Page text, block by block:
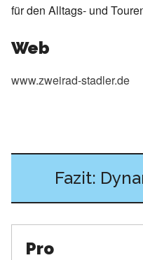
für den Alltags- und
Web
www.zweirad-stadler.de
Fazit:
Pro